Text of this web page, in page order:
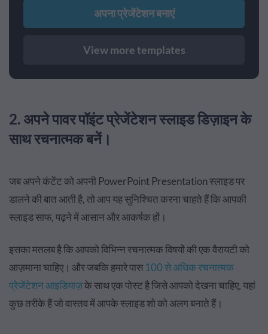
अपना प्रेजेंटेशन बनाएं
View more templates
2. अपने पावर पॉइंट प्रेजेंटेशन स्लाइड डिज़ाइन के
साथ रचनात्मक बनें।
जब अपने कंटेंट को अपनी PowerPoint Presentation स्लाइड पर
डालने की बात आती है, तो आप यह सुनिश्चित करना चाहते हैं कि आपकी
स्लाइड साफ, पढ़ने में आसान और आकर्षक हों।
इसका मतलब है कि आपको विभिन्न रचनात्मक विषयों की एक वैरायटी को
आज़माना चाहिए। और जबकि हमारे पास100 से अधिक रचनात्मक
प्रेजेंटेशन आइडियाज़के साथ एक पोस्ट है जिसे आपको देखना चाहिए, यहां
कुछ तरीके हैं जो वास्तव में आपके स्लाइड शो को अलग बनाते हैं।